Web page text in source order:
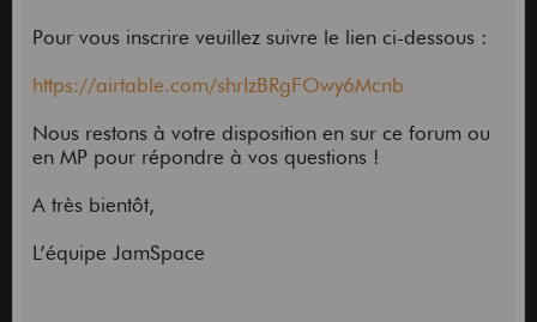
Pour vous inscrire veuillez suivre le lien ci-dessous :
https://airtable.com/shrIzBRgFOwy6Mcnb
Nous restons à votre disposition en sur ce forum ou
en MP pour répondre à vos questions !
A très bientôt,
L’équipe JamSpace